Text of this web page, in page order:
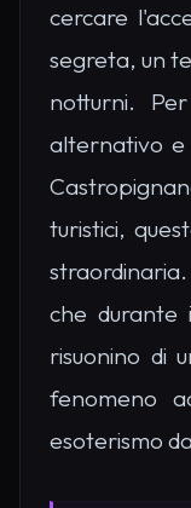
cercare
segreta, un
notturni.
alternativo e
turistici,
che durante
risuonino di
fenomeno
esoterismo